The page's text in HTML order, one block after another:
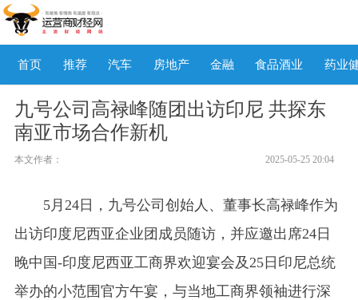
首页 推荐 汽车 房地产 金融 食品酒业 药业
九号公司高禄峰随团出访印尼 共探东
南亚市场合作新机
本文作者： 2025-05-25 20:04
5月24日，九号公司创始人、董事长高禄峰作为
出访印度尼西亚企业团成员随访，并应邀出席24日
晚中国-印度尼西亚工商界欢迎宴会及25日印尼总统
举办的小范围官方午宴，与当地工商界领袖进行深